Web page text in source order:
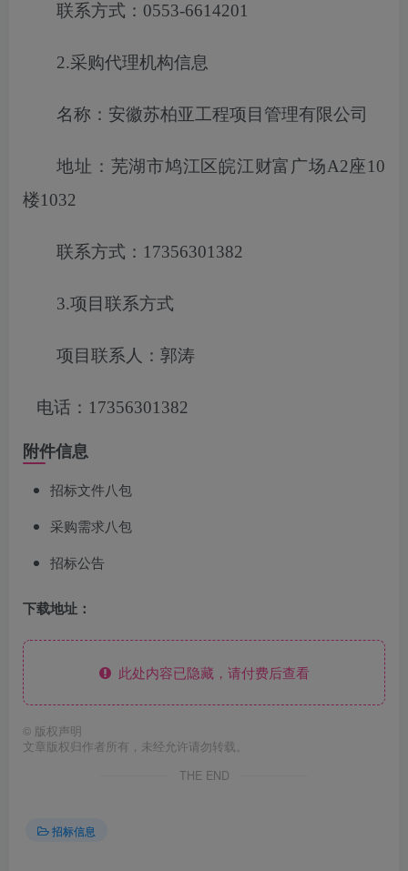
联系方式：0553-6614201
2.采购代理机构信息
名称：安徽苏柏亚工程项目管理有限公司
地址：芜湖市鸠江区皖江财富广场A2座10
楼1032
联系方式： 17356301382
3.项目联系方式
项目联系人：郭涛
电话： 17356301382
附件信息
招标文件八包
采购需求八包
招标公告
下载地址：
此处内容已隐藏，请付费后查看
© 版权声明
文章版权归作者所有，未经允许请勿转载。
THE END
招标信息